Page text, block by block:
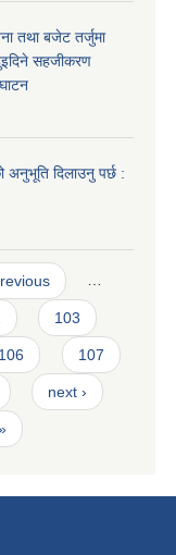
तथा बजेट तर्जुमा
सहजीकरण
अनुभूति दिलाउनु पर्छ :
…
103
106 107
next ›